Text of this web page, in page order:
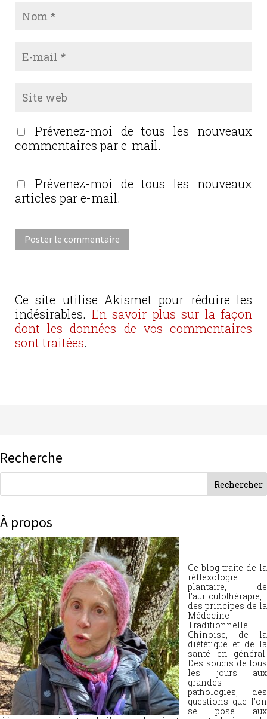
Prévenez-moi de tous les nouveaux
commentaires par e-mail.
Prévenez-moi de tous les nouveaux
articles par e-mail.
Ce site utilise Akismet pour réduire les
indésirables. En savoir plus sur la façon
dont les données de vos commentaires
sont traitées.
Recherche
À propos
Ce blog traite de la
réflexologie
plantaire, de
l’auriculothérapie,
des principes de la
Médecine
Traditionnelle
Chinoise, de la
diététique et de la
santé en général.
Des soucis de tous
les jours aux
grandes
pathologies, des
questions que l’on
se pose aux